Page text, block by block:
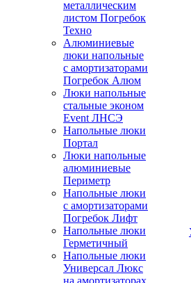
металлическим
листом Погребок
Техно
Алюминиевые
люки напольные
с амортизаторами
Погребок Алюм
Люки напольные
стальные эконом
Event ЛНСЭ
Напольные люки
Портал
Люки напольные
алюминиевые
Периметр
Напольные люки
с амортизаторами
Погребок Лифт
Напольные люки
Герметичный
Напольные люки
Универсал Люкс
на амортизаторах